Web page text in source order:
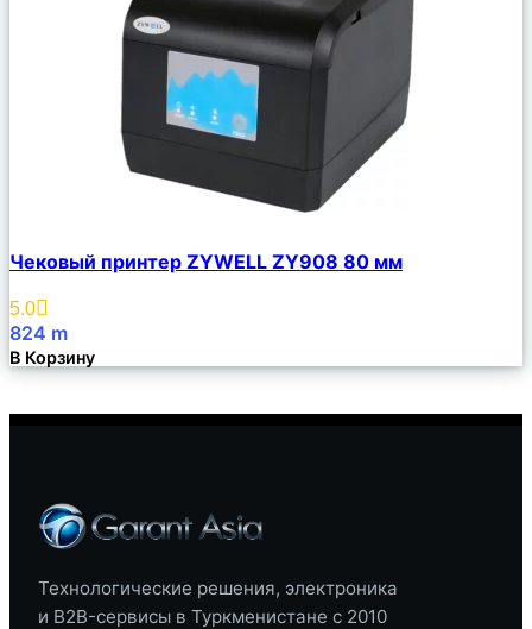
Описание
Избранное
Чековый принтер ZYWELL ZY908 80 мм
5.0
824 m
В Корзину
Технологические решения, электроника
и B2B-сервисы в Туркменистане с 2010